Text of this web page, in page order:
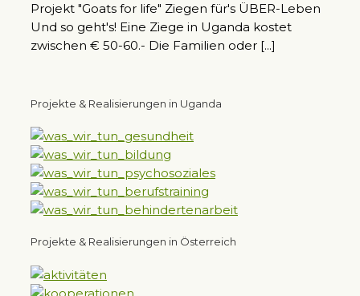
Projekt "Goats for life" Ziegen für's ÜBER-Leben
Und so geht's! Eine Ziege in Uganda kostet
zwischen € 50-60.- Die Familien oder [...]
Projekte & Realisierungen in Uganda
Projekte & Realisierungen in Österreich